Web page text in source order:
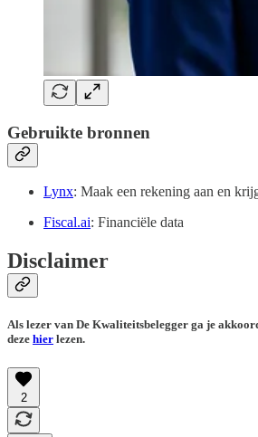
Gebruikte bronnen
Lynx: Maak een rekening aan en
Fiscal.ai: Financiële data
Disclaimer
Als lezer van De Kwaliteitsbelegger ga je
deze hier lezen.
2